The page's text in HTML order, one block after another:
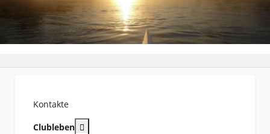
Kontakte
Clubleben